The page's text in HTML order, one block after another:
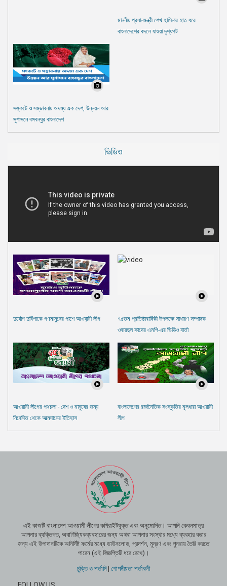
মাননীয় প্রধানমন্ত্রী শেখ হাসিনার হাত ধরে
বাংলাদেশের বদলে যাওয়া দৃশ্যপট
সঙ্কটে ও সম্ভাবনায় অদম্য এক দেশ, উন্নয়ন আর
সুশাসনে বঙ্গবন্ধুর বাংলাদেশ
ভিডিও
দুর্যোগ দুর্বিপাকে গণমানুষের পাশে আওযা়মী লীগ
৭৫তম প্রতিষ্ঠাবার্ষিকী উপলক্ষে সাধারণ সম্পাদক
ওবায়দুল কাদের এমপি-এর ভিডিও বার্তা
আওয়ামী লীগের পথচলা - দেশ ও মানুষের জন্য
নিবেদিত থেকে আত্মদানের ইতিহাস
বাংলাদেশের রাজনৈতিক সংস্কৃতির মূলধারা আওয়ামী
লীগ
এই কাজটি বাংলাদেশ আওয়ামী লীগের কপিরাইটযুক্ত এবং অনুমোদিত। আপনি কেবলমাত্র
আপনার ব্যক্তিগত, অবাণিজ্যিকব্যবহারের জন্য অথবা আপনার সংস্থার মধ্যে ব্যবহার করার
জন্য এই উপাদানটিকে অনির্দিষ্ট ফর্মের মধ্যে ডাউনলোড, প্রদর্শন, মুদ্রণ এবং পুনরায় তৈরি করতে
পারেন (এই বিজ্ঞপ্তিটি ধরে রেখে)।
চুক্তি ও শর্তাদি| গোপনীয়তা শর্তাবলী